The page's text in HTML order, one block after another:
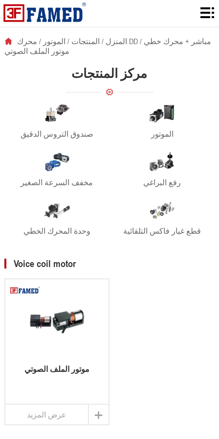
المنزل
التنزيلات
المنزل / المنتجات / الموتور / محرك DD مباشر + محرك خطي /
موتور الملف الصوتي
مركز المنتجات
صندوق التروس الدقيق الموتور
مخفف السرعة الصغير رفع البراغي
وحدة المحرك الخطي قطع غيار فاكس التلقائية
Voice coil motor
موتور الملف الصوتي
+ عرض المزيد